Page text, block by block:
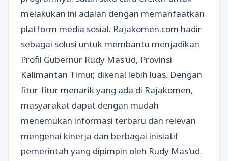
melakukan ini adalah dengan memanfaatkan
platform media sosial. Rajakomen.com hadir
sebagai solusi untuk membantu menjadikan
Profil Gubernur Rudy Mas'ud, Provinsi
Kalimantan Timur, dikenal lebih luas. Dengan
fitur-fitur menarik yang ada di Rajakomen,
masyarakat dapat dengan mudah
menemukan informasi terbaru dan relevan
mengenai kinerja dan berbagai inisiatif
pemerintah yang dipimpin oleh Rudy Mas'ud.